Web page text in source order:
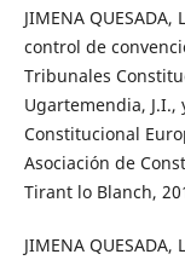
JIMENA
control de
Tribunales
Ugartemendia, J.I.,
Constitucional
Asociación de
Tirant lo Blanch,
JIMENA